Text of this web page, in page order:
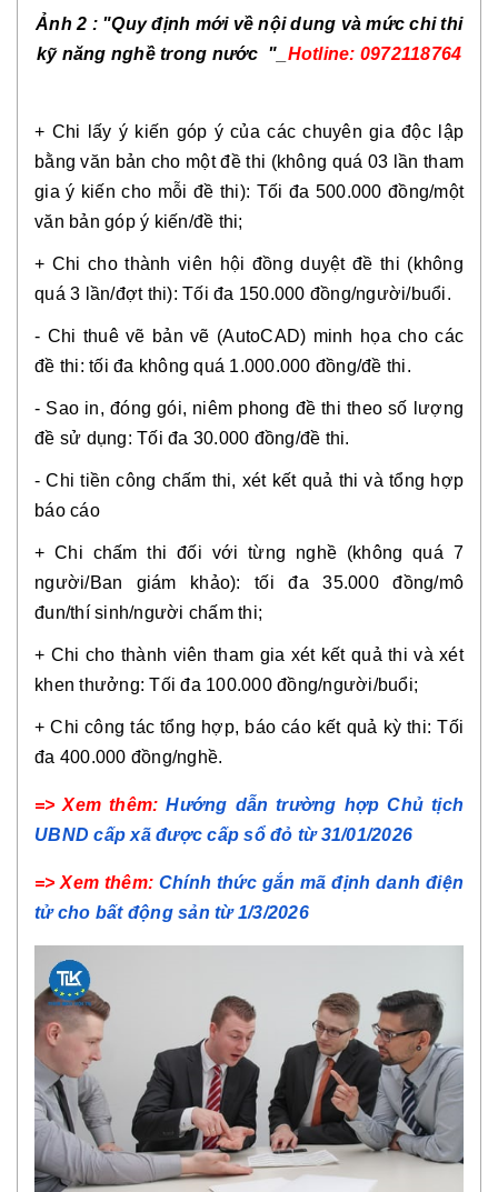
Ảnh 2 : "Quy định mới về nội dung và mức chi thi
kỹ năng nghề trong nước "_ Hotline: 0972118764
+ Chi lấy ý kiến góp ý của các chuyên gia độc lập
bằng văn bản cho một đề thi (không quá 03 lần tham
gia ý kiến cho mỗi đề thi): Tối đa 500.000 đồng/một
văn bản góp ý kiến/đề thi;
+ Chi cho thành viên hội đồng duyệt đề thi (không
quá 3 lần/đợt thi): Tối đa 150.000 đồng/người/buổi.
- Chi thuê vẽ bản vẽ (AutoCAD) minh họa cho các
đề thi: tối đa không quá 1.000.000 đồng/đề thi.
- Sao in, đóng gói, niêm phong đề thi theo số lượng
đề sử dụng: Tối đa 30.000 đồng/đề thi.
- Chi tiền công chấm thi, xét kết quả thi và tổng hợp
báo cáo
+ Chi chấm thi đối với từng nghề (không quá 7
người/Ban giám khảo): tối đa 35.000 đồng/mô
đun/thí sinh/người chấm thi;
+ Chi cho thành viên tham gia xét kết quả thi và xét
khen thưởng: Tối đa 100.000 đồng/người/buổi;
+ Chi công tác tổng hợp, báo cáo kết quả kỳ thi: Tối
đa 400.000 đồng/nghề.
=> Xem thêm: Hướng dẫn trường hợp Chủ tịch
UBND cấp xã được cấp sổ đỏ từ 31/01/2026
=> Xem thêm: Chính thức gắn mã định danh điện
tử cho bất động sản từ 1/3/2026